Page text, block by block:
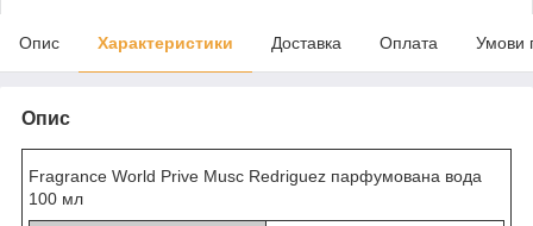
Опис Характеристики Доставка Оплата Умови
Опис
Fragrance World Prive Musc Redriguez парфумована вода
100 мл